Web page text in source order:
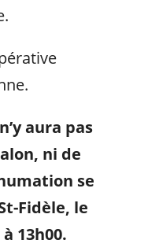
aura pas
ni de
se
Fidèle, le
13h00.